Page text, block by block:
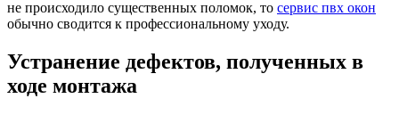
не происходило существенных поломок, то сервис пвх окон
обычно сводится к профессиональному уходу.
Устранение дефектов, полученных в
ходе монтажа